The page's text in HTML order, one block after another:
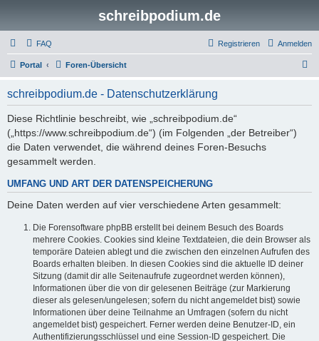
schreibpodium.de
FAQ Anmelden
Registrieren
Portal Foren-Übersicht
schreibpodium.de - Datenschutzerklärung
Diese Richtlinie beschreibt, wie „schreibpodium.de“
(„https://www.schreibpodium.de“) (im Folgenden „der Betreiber“)
die Daten verwendet, die während deines Foren-Besuchs
gesammelt werden.
UMFANG UND ART DER DATENSPEICHERUNG
Deine Daten werden auf vier verschiedene Arten gesammelt:
Die Forensoftware phpBB erstellt bei deinem Besuch des Boards
mehrere Cookies. Cookies sind kleine Textdateien, die dein Browser als
temporäre Dateien ablegt und die zwischen den einzelnen Aufrufen des
Boards erhalten bleiben. In diesen Cookies sind die aktuelle ID deiner
Sitzung (damit dir alle Seitenaufrufe zugeordnet werden können),
Informationen über die von dir gelesenen Beiträge (zur Markierung
dieser als gelesen/ungelesen; sofern du nicht angemeldet bist) sowie
Informationen über deine Teilnahme an Umfragen (sofern du nicht
angemeldet bist) gespeichert. Ferner werden deine Benutzer-ID, ein
Authentifizierungsschlüssel und eine Session-ID gespeichert. Die